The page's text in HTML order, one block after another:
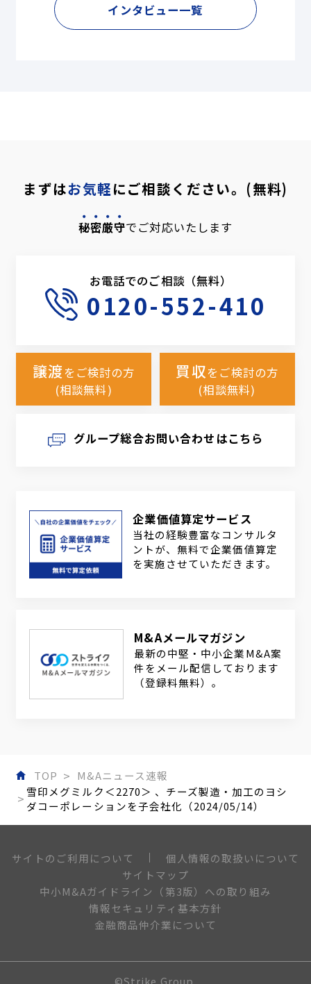
インタビュー一覧
まずはお気軽にご相談ください。(無料)
秘密厳守でご対応いたします
お電話でのご相談（無料）
0120-552-410
譲渡をご検討の方
(相談無料)
買収をご検討の方
(相談無料)
グループ総合お問い合わせはこちら
企業価値算定サービス
当社の経験豊富なコンサルタ
ントが、無料で企業価値算定
を実施させていただきます。
M&Aメールマガジン
最新の中堅・中小企業M&A案
件をメール配信しております
（登録料無料）。
TOP
M&Aニュース速報
雪印メグミルク＜2270＞ 、チーズ製造・加工のヨシ
ダコーポレーションを子会社化（2024/05/14）
サイトのご利用について
個人情報の取扱いについて
サイトマップ
中小M&Aガイドライン（第3版）への取り組み
情報セキュリティ基本方針
金融商品仲介業について